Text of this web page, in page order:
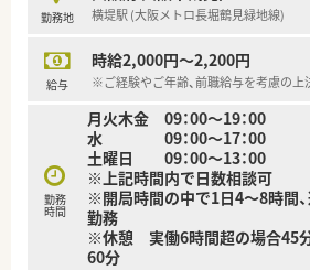
勤務地 横堤駅 (大阪メトロ長堀鶴見緑地線)
給与
時給2,000円～2,200円
※ご経験やご年齢、前職給与を考慮の上
勤務
時間
月火木金 09：00～19：00
水 09：00～17：00
土曜日 09：00～13：00
※上記時間内で日数相談可
※開局時間の中で1日4～8時間
勤務
※休憩 実働6時間超の場合45
60分